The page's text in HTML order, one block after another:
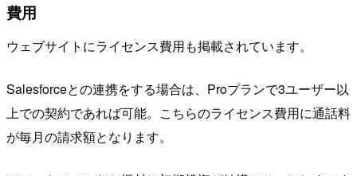
費用
ウェブサイトにライセンス費用も掲載されています。
Salesforceとの連携をする場合は、Proプランで3ユーザー以
上での契約であれば可能。こちらのライセンス費用に通話料
が毎月の請求額となります。